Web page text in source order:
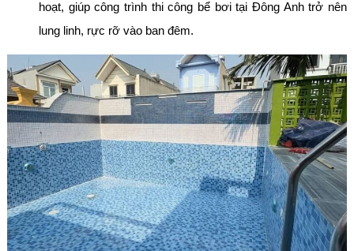
hoạt, giúp công trình thi công bể bơi tại Đông Anh trở nên
lung linh, rực rỡ vào ban đêm.